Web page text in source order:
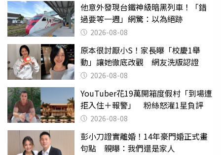
他意外發現台鐵神級暗黑列車！「錯
過要等一週」網驚：以為絕跡
2026-08-08
原本很討厭小S！家長曝「校慶1舉
動」讓她徹底改觀 網友洗版認證
2026-08-08
YouTuber花19萬開箱度假村「到場遭
拒入住＋報警」 粉絲怒灌1星負評
2026-08-08
彭小刀證實離婚！14年豪門婚正式畫
句點 親曝：我們還是家人